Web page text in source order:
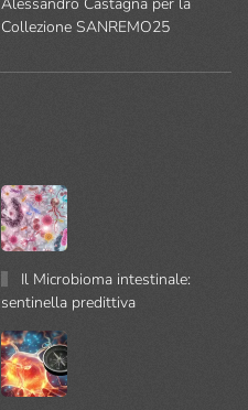
Collezione SANREMO25
Il Microbioma intestinale:
sentinella predittiva